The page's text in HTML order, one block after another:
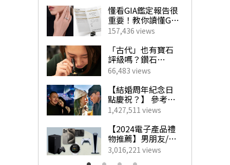
美容儀、補充品類
懂看GIA鑑定報告很
重要！教你讀懂GIA
4C外的重要訊息！
揀珠寶商如挑對醫
生 挑選心儀寶石不
求人！
157,436 views
「古代」也有寶石
評級嗎？鑽石
「4C」是如何創
立？一文帶你了解
GIA對鑽石鑑定的影
響力！
66,483 views
【結婚周年紀念日
點慶祝？】 參考男
藝人甜蜜慶祝點子
為另一半製造驚
喜！
1,427,511 views
【2024電子產品禮
物推薦】男朋友/老
公最想收到的實用
生日禮物
3,016,221 views